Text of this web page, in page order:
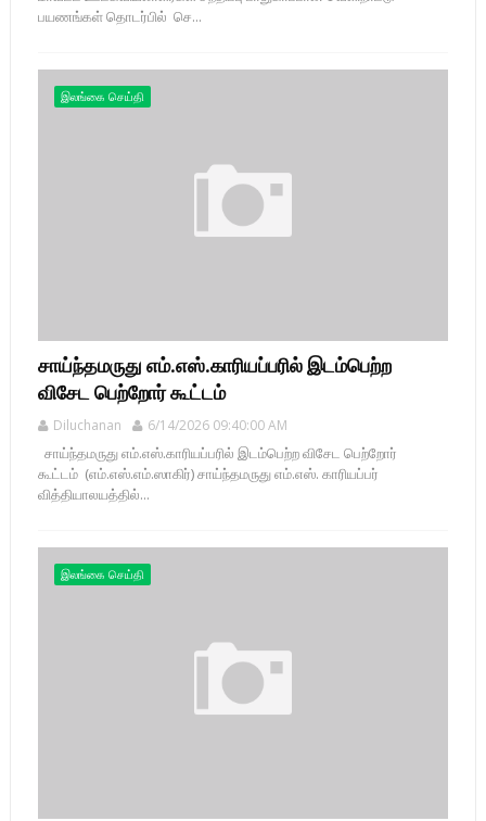
பயணங்கள் தொடர்பில் செ...
இலங்கை செய்தி
சாய்ந்தமருது எம்.எஸ்.காரியப்பரில் இடம்பெற்ற
விசேட பெற்றோர் கூட்டம்
Diluchanan 6/14/2026 09:40:00 AM
சாய்ந்தமருது எம்.எஸ்.காரியப்பரில் இடம்பெற்ற விசேட பெற்றோர்
கூட்டம் (எம்.எஸ்.எம்.ஸாகிர்) சாய்ந்தமருது எம்.எஸ். காரியப்பர்
வித்தியாலயத்தில்...
இலங்கை செய்தி